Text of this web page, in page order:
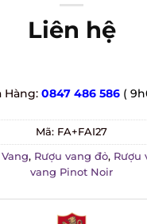
Liên hệ
Hàng: 0847 486 586 (
Mã: FA+FAI27
, Rượu vang đỏ, Rượu
vang Pinot Noir